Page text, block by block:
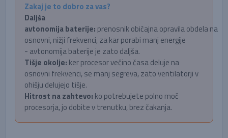
Zakaj je to dobro za vas?
Daljša
avtonomija baterije: prenosnik običajna opravila obdela na
osnovni, nižji frekvenci, za kar porabi manj energije
- avtonomija baterije je zato daljša.
Tišje okolje: ker procesor večino časa deluje na
osnovni frekvenci, se manj segreva, zato ventilatorji v
ohišju delujejo tišje.
Hitrost na zahtevo: ko potrebujete polno moč
procesorja, jo dobite v trenutku, brez čakanja.